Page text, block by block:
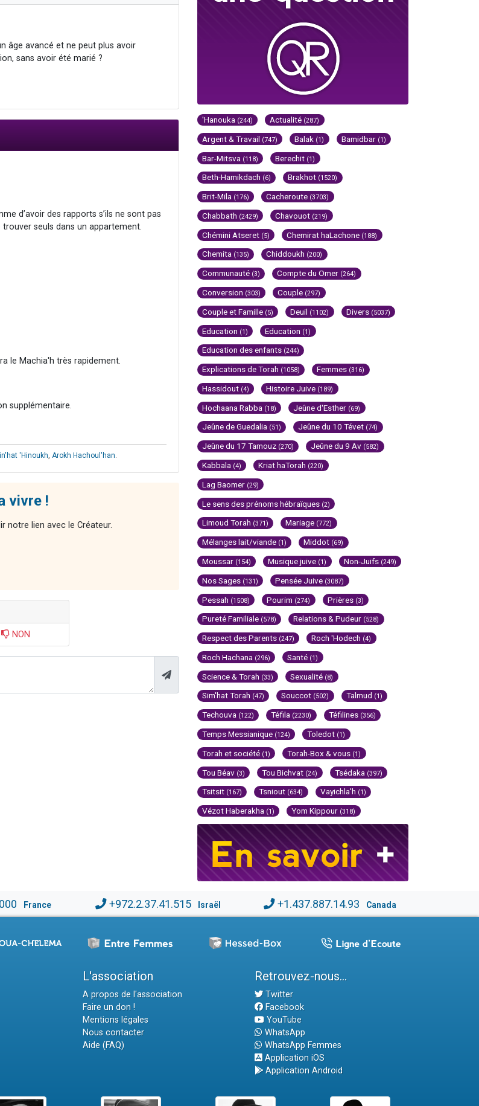
âge avancé et ne peut plus avoir
sans avoir été marié ?
d’avoir des rapports s’ils ne sont pas
trouver seuls dans un appartement.
le Machia'h très rapidement.
supplémentaire.
'Hinoukh Arokh Hachoul'han
vivre !
notre lien avec le Créateur.
NON
'Hanouka (244) Actualité (287)
Argent & Travail (747) Balak (1) Bamidbar (1)
Bar-Mitsva (118) Berechit (1)
Beth-Hamikdach (6) Brakhot (1520)
Brit-Mila (176) Cacheroute (3703)
Chabbath (2429) Chavouot (219)
Chémini Atseret (5) Chemirat haLachone (188)
Chemita (135) Chiddoukh (200)
Communauté (3) Compte du Omer (264)
Conversion (303) Couple (297)
Couple et Famille (5) Deuil (1102) Divers (5037)
Education (1) Education (1)
Education des enfants (244)
Explications de Torah (1058) Femmes (316)
Hassidout (4) Histoire Juive (189)
Hochaana Rabba (18) Jeûne d'Esther (69)
Jeûne de Guedalia (51) Jeûne du 10 Tévet (74)
Jeûne du 17 Tamouz (270) Jeûne du 9 Av (582)
Kabbala (4) Kriat haTorah (220)
Lag Baomer (29)
Le sens des prénoms hébraïques (2)
Limoud Torah (371) Mariage (772)
Mélanges lait/viande (1) Middot (69)
Moussar (154) Musique juive (1) Non-Juifs (249)
Nos Sages (131) Pensée Juive (3087)
Pessah (1508) Pourim (274) Prières (3)
Pureté Familiale (578) Relations & Pudeur (528)
Respect des Parents (247) Roch 'Hodech (4)
Roch Hachana (296) Santé (1)
Science & Torah (33) Sexualité (8)
Sim'hat Torah (47) Souccot (502) Talmud (1)
Techouva (122) Téfila (2230) Téfilines (356)
Temps Messianique (124) Toledot (1)
Torah et société (1) Torah-Box & vous (1)
Tou Béav (3) Tou Bichvat (24) Tsédaka (397)
Tsitsit (167) Tsniout (634) Vayichla'h (1)
Vézot Haberakha (1) Yom Kippour (318)
France +972.2.37.41.515 Israël +1.437.887.14.93 Canada
L'association
A propos de l'association
Faire un don !
Mentions légales
Nous contacter
Aide (FAQ)
Retrouvez-nous...
Twitter
Facebook
YouTube
WhatsApp
WhatsApp Femmes
Application iOS
Application Android